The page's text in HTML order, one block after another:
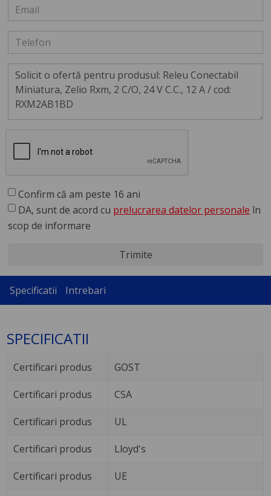
Confirm că am peste 16 ani
DA, sunt de acord cu prelucrarea datelor personale în
scop de informare
Trimite
Specificatii Intrebari
SPECIFICATII
Certificari produs GOST
Certificari produs CSA
Certificari produs UL
Certificari produs Lloyd's
Certificari produs UE